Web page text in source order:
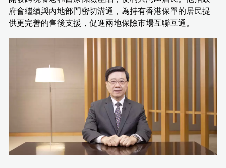
府會繼續與內地部門密切溝通，為持有香港保單的居民提
供更完善的售後支援，促進兩地保險市場互聯互通。